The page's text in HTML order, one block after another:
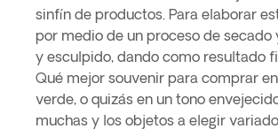
sinfín de productos. Para elaborar
por medio de un proceso de
y esculpido, dando como resultado
Qué mejor souvenir para comprar
verde, o quizás en un tono
muchas y los objetos a elegir